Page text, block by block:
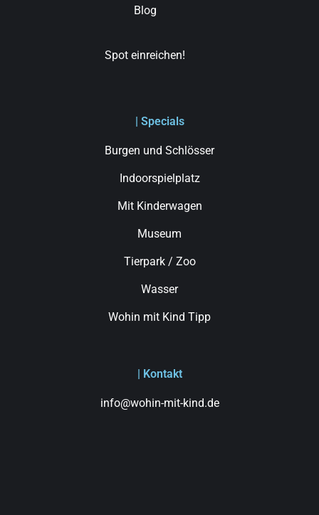
Blog
Spot einreichen!
| Specials
Burgen und Schlösser
Indoorspielplatz
Mit Kinderwagen
Museum
Tierpark / Zoo
Wasser
Wohin mit Kind Tipp
| Kontakt
info@wohin-mit-kind.de